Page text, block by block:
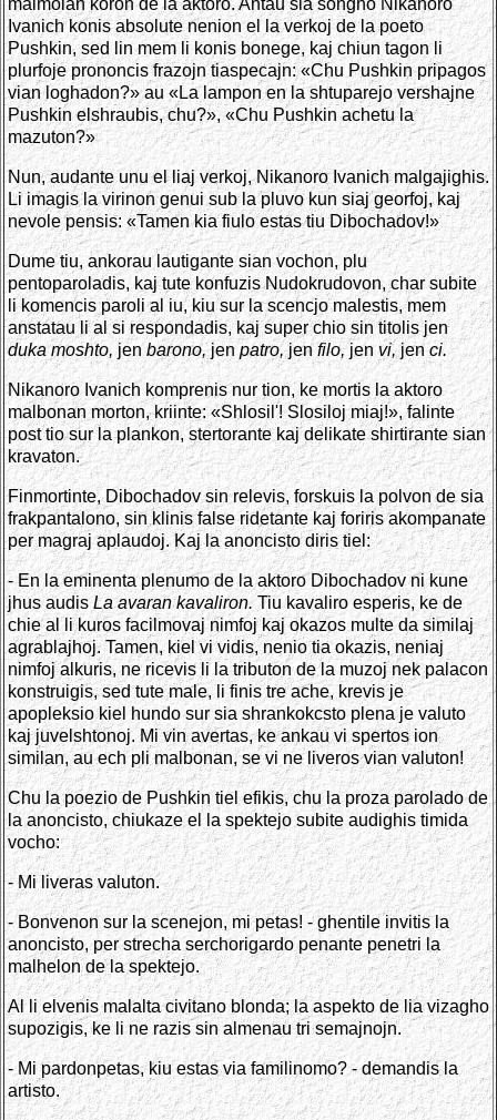
malmolan koron de la aktoro. Antau sia songho Nikanoro
Ivanich konis absolute nenion el la verkoj de la poeto
Pushkin, sed lin mem li konis bonege, kaj chiun tagon li
plurfoje prononcis frazojn tiaspecajn: «Chu Pushkin pripagos
vian loghadon?» au «La lampon en la shtuparejo vershajne
Pushkin elshraubis, chu?», «Chu Pushkin achetu la
mazuton?»
Nun, audante unu el liaj verkoj, Nikanoro Ivanich malgajighis.
Li imagis la virinon genui sub la pluvo kun siaj georfoj, kaj
nevole pensis: «Tamen kia fiulo estas tiu Dibochadov!»
Dume tiu, ankorau lautigante sian vochon, plu
pentoparoladis, kaj tute konfuzis Nudokrudovon, char subite
li komencis paroli al iu, kiu sur la scencjo malestis, mem
anstatau li al si respondadis, kaj super chio sin titolis jen
duka moshto, jenbarono,jen patro,jenfilo, jen vi,jenci.
Nikanoro Ivanich komprenis nur tion, ke mortis la aktoro
malbonan morton, kriinte: «Shlosil'! Slosiloj miaj!», falinte
post tio sur la plankon, stertorante kaj delikate shirtirante sian
kravaton.
Finmortinte, Dibochadov sin relevis, forskuis la polvon de sia
frakpantalono, sin klinis false ridetante kaj foriris akompanate
per magraj aplaudoj. Kaj la anoncisto diris tiel:
- En la eminenta plenumo de la aktoro Dibochadov ni kune
jhus audisLa avaran kavaliron. Tiu kavaliro esperis, ke de
chie al li kuros facilmovaj nimfoj kaj okazos multe da similaj
agrablajhoj. Tamen, kiel vi vidis, nenio tia okazis, neniaj
nimfoj alkuris, ne ricevis li la tributon de la muzoj nek palacon
konstruigis, sed tute male, li finis tre ache, krevis je
apopleksio kiel hundo sur sia shrankokcsto plena je valuto
kaj juvelshtonoj. Mi vin avertas, ke ankau vi spertos ion
similan, au ech pli malbonan, se vi ne liveros vian valuton!
Chu la poezio de Pushkin tiel efikis, chu la proza parolado de
la anoncisto, chiukaze el la spektejo subite audighis timida
vocho:
- Mi liveras valuton.
- Bonvenon sur la scenejon, mi petas! - ghentile invitis la
anoncisto, per strecha serchorigardo penante penetri la
malhelon de la spektejo.
Al li elvenis malalta civitano blonda; la aspekto de lia vizagho
supozigis, ke li ne razis sin almenau tri semajnojn.
- Mi pardonpetas, kiu estas via familinomo? - demandis la
artisto.